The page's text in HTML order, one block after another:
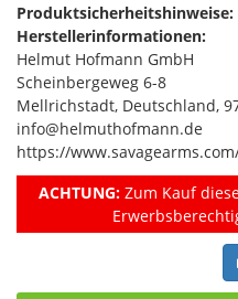
Produktsicherheitshinweise:
Herstellerinformationen:
Helmut Hofmann GmbH
Scheinbergeweg 6-8
Mellrichstadt, Deutschland,
info@helmuthofmann.de
https://
ACHTUNG:Zum Kauf